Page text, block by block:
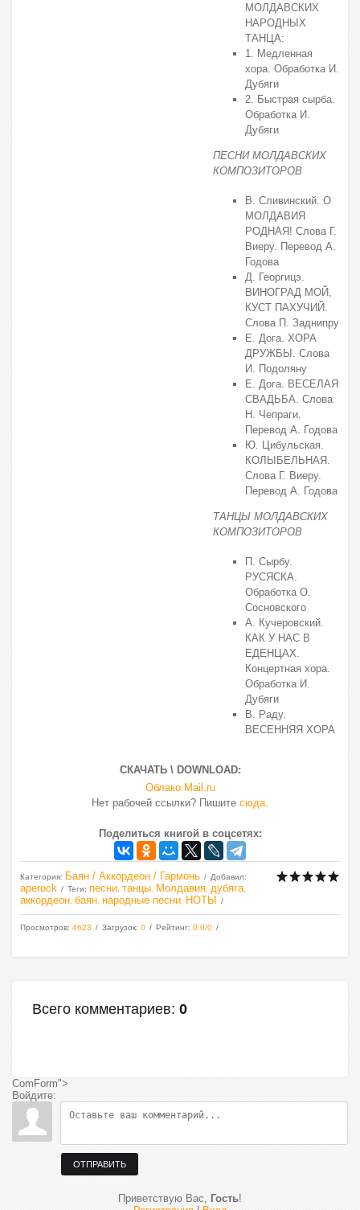
МОЛДАВСКИХ
НАРОДНЫХ
ТАНЦА:
1. Медленная
хора. Обработка И.
Дубяги
2. Быстрая сырба.
Обработка И.
Дубяги
ПЕСНИ МОЛДАВСКИХ
КОМПОЗИТОРОВ
В. Сливинский. О
МОЛДАВИЯ
РОДНАЯ! Слова Г.
Виеру. Перевод А.
Годова
Д. Георгицэ.
ВИНОГРАД МОЙ,
КУСТ ПАХУЧИЙ.
Слова П. Заднипру
Е. Дога. ХОРА
ДРУЖБЫ. Слова
И. Подоляну
Е. Дога. ВЕСЕЛАЯ
СВАДЬБА. Слова
Н. Чепраги.
Перевод А. Годова
Ю. Цибульская.
КОЛЫБЕЛЬНАЯ.
Слова Г. Виеру.
Перевод А. Годова
ТАНЦЫ МОЛДАВСКИХ
КОМПОЗИТОРОВ
П. Сырбу.
РУСЯСКА.
Обработка О.
Сосновского
А. Кучеровский.
КАК У НАС В
ЕДЕНЦАХ.
Концертная хора.
Обработка И.
Дубяги
В. Раду.
ВЕСЕННЯЯ ХОРА
СКАЧАТЬ \ DOWNLOAD:
Облако Mail.ru
Нет рабочей ссылки? Пишите сюда.
Поделиться книгой в соцсетях:
Категория: Баян / Аккордеон / Гармонь Добавил:
aperock Теги: песни танцы Молдавия дубяга
аккордеон баян народные песни НОТЫ
Просмотров: 4623 Загрузок: 0 Рейтинг: 0.0/0
Всего комментариев: 0
ComForm">
Войдите:
ОТПРАВИТЬ
Приветствую Вас, Гость!